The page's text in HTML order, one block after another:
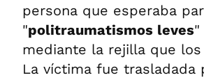
persona que esperaba
"politraumatismos leves"
mediante la rejilla que
La víctima fue trasladada